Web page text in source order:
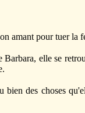
amant pour tuer la
elle se
bien des choses